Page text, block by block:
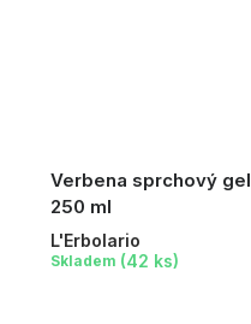
Verbena sprchový gel
250 ml
L'Erbolario
Skladem (42 ks)